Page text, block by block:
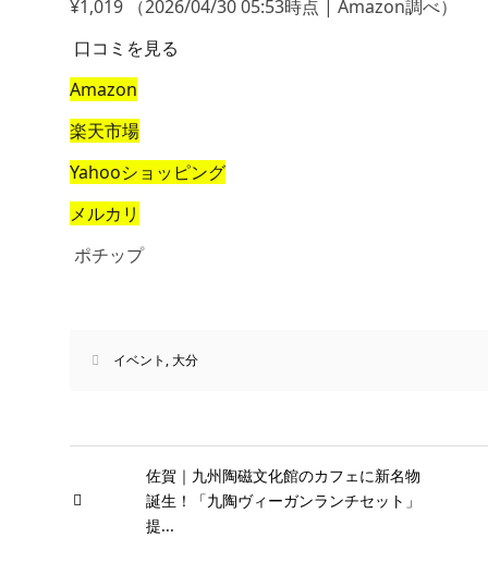
¥1,019
（2026/04/30 05:53時点 | Amazon調べ）
口コミを見る
Amazon
楽天市場
Yahooショッピング
メルカリ
ポチップ
イベント ,大分
佐賀｜九州陶磁文化館のカフェに新名物
誕生！「九陶ヴィーガンランチセット」
提...